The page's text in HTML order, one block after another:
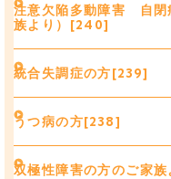
注意欠陥多動障害 自閉
族より）[240]
統合失調症の方[239]
うつ病の方[238]
双極性障害の方のご家